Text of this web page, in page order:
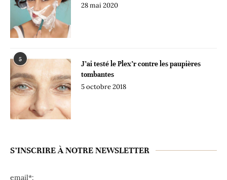
28 mai 2020
5
J’ai testé le Plex’r contre les paupières
tombantes
5 octobre 2018
S’INSCRIRE À NOTRE NEWSLETTER
email*: